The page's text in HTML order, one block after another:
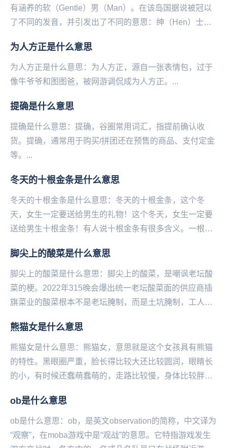
有涵养的软（Gentle）男（Man）。在该岛国据说被冠以
了不同的发音，并引发出了不同的意思：绅（Hen）士
为人方正是什么意思
为人方正是什么意思：为人方正，源自一张表情包，过于
像‌‌‌‌‌‌‌‌‌‌‌牛爷爷和图图爸，被网游调侃成为人方正。...
提确是什么意思
提确是什么意思：提确，谷圈常用词汇，指提前确认收
货。提确，通常用于购买‌‌‌‌‌‌‌‌‌‌/拼团还在预售的商品、支付定金
等。...
冬天的十根金条是什么意思
冬天的十根金条是什么意思：冬天的十根金条，这个冬
天，女生一定要送给男生的礼物！这个冬天，女生一定要
送给男生十根金条！有人说十根金条有很多含义。一根是
脚尖上的酸菜是什么意思
脚尖上的酸菜是什么意思：脚尖上的酸菜，是嘲‌‌‌‌‌‌‌‌‌‌‌‌讽老坛酸
菜的梗。2022年315晚会爆出统一老坛酸菜面的供应商插
旗菜业的酸菜根本不是老坛腌制，而是土坑腌制，工人们
熊猫女是什么意思
熊猫女是什么意思：熊猫女，意思就是这个女孩具有熊猫
的特性。黑眼圈严重，脸长得比较大还比较圆润，眼睛长
的小，有时候还蠢萌蠢萌的，走路比较慢，身体比较胖。
在...
ob是什么意思
ob是什么意思：ob，是英文observation的简称，中文译为
“观察”，在moba游戏中是“观战”的意思。它特指游戏发生